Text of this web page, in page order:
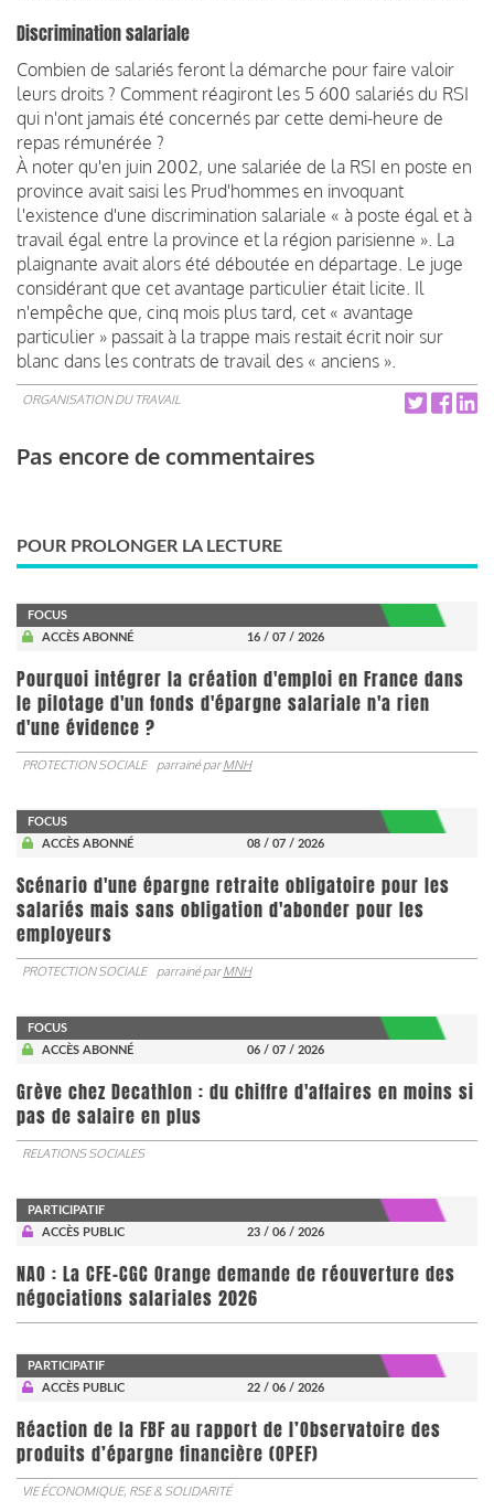
Discrimination salariale
Combien de salariés feront la démarche pour faire valoir
leurs droits ? Comment réagiront les 5 600 salariés du RSI
qui n'ont jamais été concernés par cette demi-heure de
repas rémunérée ?
À noter qu'en juin 2002, une salariée de la RSI en poste en
province avait saisi les Prud'hommes en invoquant
l'existence d'une discrimination salariale « à poste égal et à
travail égal entre la province et la région parisienne ». La
plaignante avait alors été déboutée en départage. Le juge
considérant que cet avantage particulier était licite. Il
n'empêche que, cinq mois plus tard, cet « avantage
particulier » passait à la trappe mais restait écrit noir sur
blanc dans les contrats de travail des « anciens ».
ORGANISATION DU TRAVAIL
Pas encore de commentaires
POUR PROLONGER LA LECTURE
FOCUS
ACCÈS ABONNÉ
16 / 07 / 2026
Pourquoi intégrer la création d'emploi en France dans
le pilotage d'un fonds d'épargne salariale n'a rien
d'une évidence ?
PROTECTION SOCIALE parrainé parMNH
FOCUS
ACCÈS ABONNÉ
08 / 07 / 2026
Scénario d'une épargne retraite obligatoire pour les
salariés mais sans obligation d'abonder pour les
employeurs
PROTECTION SOCIALE parrainé parMNH
FOCUS
ACCÈS ABONNÉ
06 / 07 / 2026
Grève chez Decathlon : du chiffre d'affaires en moins si
pas de salaire en plus
RELATIONS SOCIALES
PARTICIPATIF
ACCÈS PUBLIC
23 / 06 / 2026
NAO : La CFE-CGC Orange demande de réouverture des
négociations salariales 2026
PARTICIPATIF
ACCÈS PUBLIC
22 / 06 / 2026
​​​​​​​Réaction de la FBF au rapport de l’Observatoire des
produits d’épargne financière (OPEF)
VIE ÉCONOMIQUE, RSE & SOLIDARITÉ